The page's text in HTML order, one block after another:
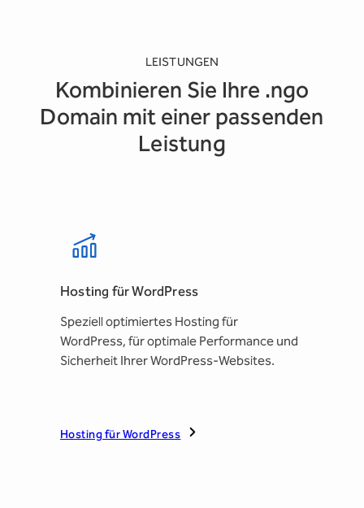
LEISTUNGEN
Kombinieren Sie Ihre .ngo
Domain mit einer passenden
Leistung
Hosting für WordPress
Speziell optimiertes Hosting für
WordPress, für optimale Performance und
Sicherheit Ihrer WordPress-Websites.
Hosting für WordPress